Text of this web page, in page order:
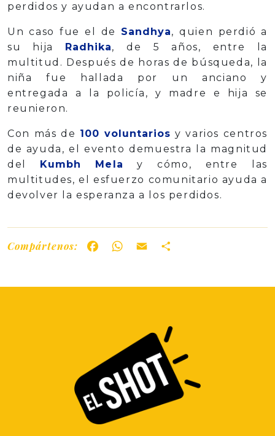
perdidos y ayudan a encontrarlos.
Un caso fue el de Sandhya, quien perdió a
su hija Radhika, de 5 años, entre la
multitud. Después de horas de búsqueda, la
niña fue hallada por un anciano y
entregada a la policía, y madre e hija se
reunieron.
Con más de 100 voluntarios y varios centros
de ayuda, el evento demuestra la magnitud
del Kumbh Mela y cómo, entre las
multitudes, el esfuerzo comunitario ayuda a
devolver la esperanza a los perdidos.
Compártenos: FacebookWhatsApp
Email